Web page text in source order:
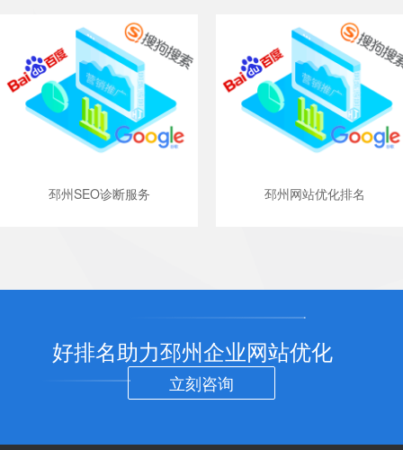
邳州SEO诊断服务 邳州网站优化排名
好排名助力邳州企业网站优化
立刻咨询